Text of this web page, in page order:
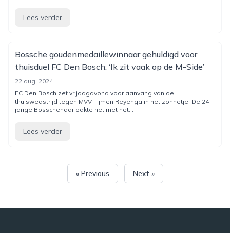
Lees verder
Bossche goudenmedaillewinnaar gehuldigd voor
thuisduel FC Den Bosch: ‘Ik zit vaak op de M-Side’
22 aug. 2024
FC Den Bosch zet vrijdagavond voor aanvang van de
thuiswedstrijd tegen MVV Tijmen Reyenga in het zonnetje. De 24-
jarige Bosschenaar pakte het met het...
Lees verder
« Previous Next »